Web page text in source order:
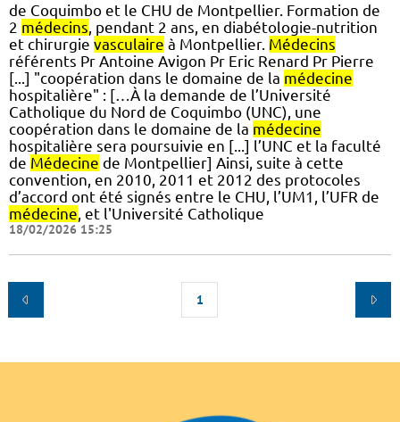
de Coquimbo et le CHU de Montpellier. Formation de
2 médecins , pendant 2 ans, en diabétologie-nutrition
et chirurgie vasculaire à Montpellier. Médecins
référents Pr Antoine Avigon Pr Eric Renard Pr Pierre
[...] "coopération dans le domaine de la médecine
hospitalière" : […À la demande de l’Université
Catholique du Nord de Coquimbo (UNC), une
coopération dans le domaine de la médecine
hospitalière sera poursuivie en [...] l’UNC et la faculté
de Médecine de Montpellier] Ainsi, suite à cette
convention, en 2010, 2011 et 2012 des protocoles
d’accord ont été signés entre le CHU, l’UM1, l’UFR de
médecine , et l'Université Catholique
18/02/2026 15:25
1